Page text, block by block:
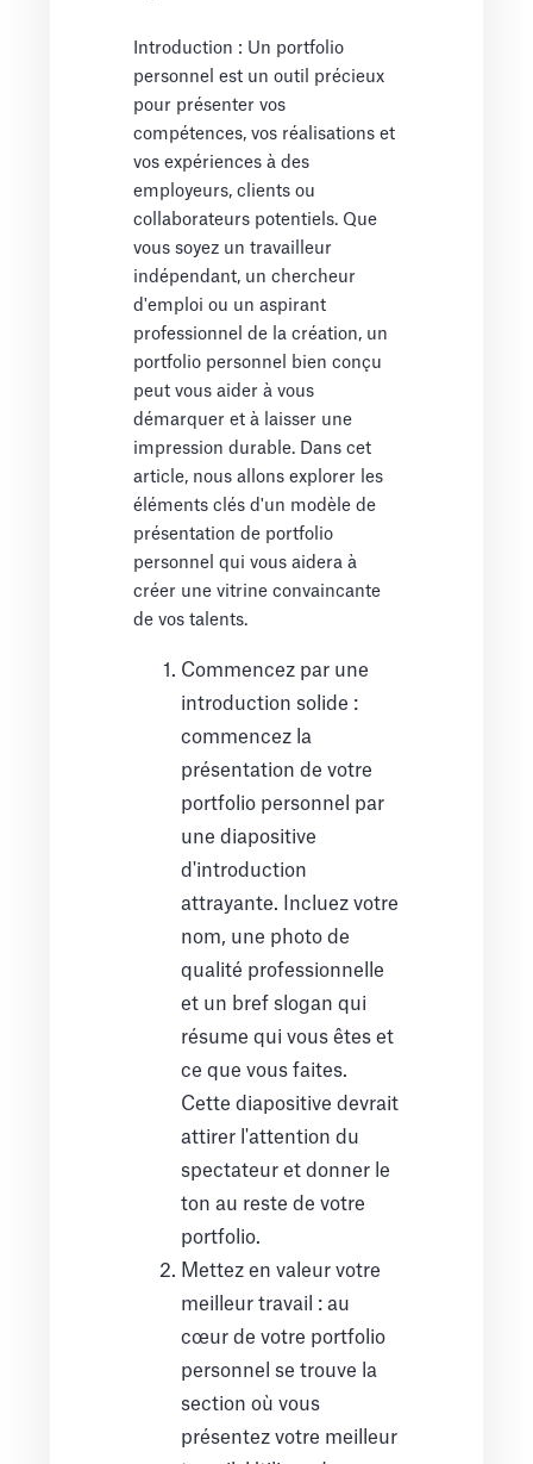
Introduction : Un portfolio
personnel est un outil précieux
pour présenter vos
compétences, vos réalisations et
vos expériences à des
employeurs, clients ou
collaborateurs potentiels. Que
vous soyez un travailleur
indépendant, un chercheur
d'emploi ou un aspirant
professionnel de la création, un
portfolio personnel bien conçu
peut vous aider à vous
démarquer et à laisser une
impression durable. Dans cet
article, nous allons explorer les
éléments clés d'un modèle de
présentation de portfolio
personnel qui vous aidera à
créer une vitrine convaincante
de vos talents.
Commencez par une
introduction solide :
commencez la
présentation de votre
portfolio personnel par
une diapositive
d'introduction
attrayante. Incluez votre
nom, une photo de
qualité professionnelle
et un bref slogan qui
résume qui vous êtes et
ce que vous faites.
Cette diapositive devrait
attirer l'attention du
spectateur et donner le
ton au reste de votre
portfolio.
Mettez en valeur votre
meilleur travail : au
cœur de votre portfolio
personnel se trouve la
section où vous
présentez votre meilleur